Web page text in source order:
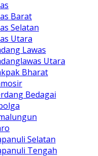
Barat
Selatan
Utara
Lawas
Utara
Bharat
Bedagai
Selatan
Tengah